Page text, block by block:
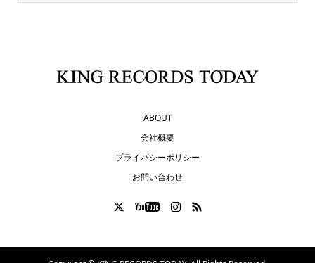
ABOUT
会社概要
プライバシーポリシー
お問い合わせ